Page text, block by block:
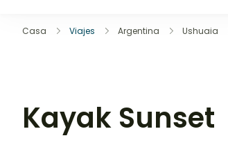
Casa Viajes Argentina Ushuaia
Kayak Sunset